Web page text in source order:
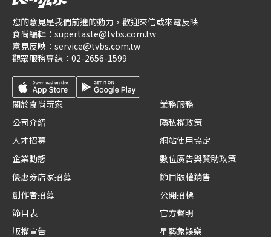
您的意見是我們前進的動力，歡迎來信或來電反映
食尚編輯： supertaste@tvbs.com.tw
意見反映： service@tvbs.com.tw
觀眾服務專線： 02-2656-1599
關於食尚玩家
公司介紹
人才招募
企業動態
優惠券店家招募
創作者招募
節目表
版權宣告
業務服務
隱私權政策
網站使用協定
數位廣告與贊助政策
節目版權銷售
公開招標
官方聲明
星藝象娛樂